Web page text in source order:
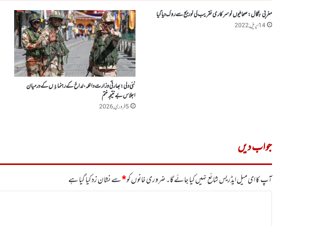
مغربی بنگال:صحافیوں کو سرکاری تقریب کی کوریج سے روک دیا گیا
14 اپریل, 2022
نئی دلی: بھارتی وزارت داخلہ، لداخ کے رہنماﺅں کے درمیان
اجلاس بے نتیجہ ختم
5 فروری, 2026
جواب دیں
آپ کا ای میل ایڈریس شائع نہیں کیا جائے گا۔ضروری خانوں کو*سے نشان زد کیا گیا ہے